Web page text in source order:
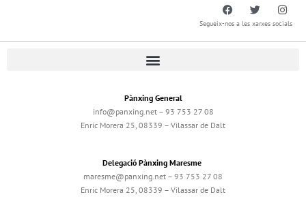
Segueix-nos a les xarxes socials
Pànxing General
info@panxing.net – 93 753 27 08
Enric Morera 25, 08339 – Vilassar de Dalt
Delegació Pànxing Maresme
maresme@panxing.net – 93 753 27 08
Enric Morera 25, 08339 – Vilassar de Dalt